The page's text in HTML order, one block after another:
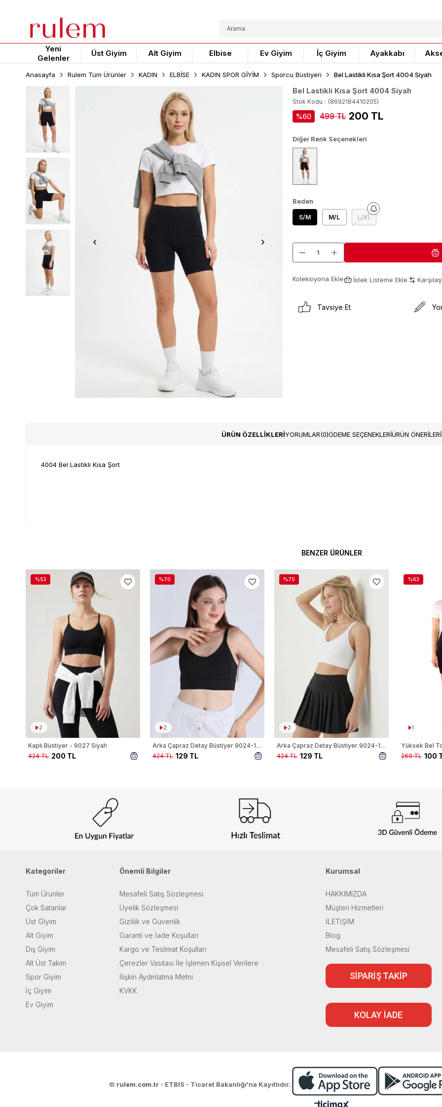
Yeni
Gelenler
Üst Giyim Alt Giyim Elbise Ev Giyim İç Giyim Ayakkabı
Anasayfa Rulem Tüm Ürünler KADIN ELBİSE KADIN SPOR GİYİM Sporcu Büstiyeri Bel Lastikli Kısa Şort 4004 Siyah
Bel Lastikli Kısa Şort 4004 Siyah
Stok Kodu (8692184410205)
60 499 TL 200 TL
Diğer Renk Seçenekleri
Beden
S/M M/L L/XL
Koleksiyona Ekle İstek Listeme Ekle
Tavsiye Et
ÜRÜN ÖZELLIKLERIYORUMLAR(0)ÖDEME SEÇENEKLERIÜRÜN ÖNERILERI
4004 Bel Lastikli Kısa Şort
BENZER ÜRÜNLER
2
Kaplı Büstiyer - 9027 Siyah
200 TL
424 TL
%53
2
Arka Çapraz Detay Büstiyer 9024-1 Siyah
129 TL
424 TL
%70
2
Arka Çapraz Detay Büstiyer 9024-1 Beyaz
129 TL
424 TL
%70
1
100
269 TL
%63
Kategoriler
Tüm Ürünler
Çok Satanlar
Üst Gİyim
Alt Giyim
Dış Giyim
Alt Üst Takım
Spor Giyim
İç Giyim
Ev Giyim
Önemli Bilgiler
Mesafeli Satış Sözleşmesi
Üyelik Sözleşmesi
Gizlilik ve Güvenlik
Garanti ve İade Koşulları
Kargo ve Teslimat Koşulları
Çerezler Vasıtası İle İşlenen Kişisel Verilere
İlişkin Aydınlatma Metni
KVKK
Kurumsal
HAKKIMIZDA
Müşteri Hizmetleri
İLETİŞİM
Blog
Mesafeli Satış Sözleşmesi
SİPARİŞ TAKİP
KOLAY İADE
© rulem.com.tr - ETBIS - Ticaret Bakanlığı'na Kayıtlıdır.